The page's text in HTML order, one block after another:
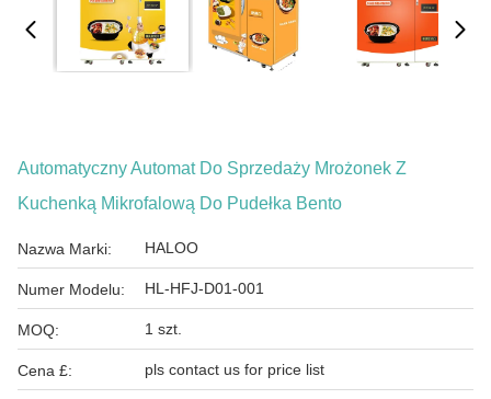
Automatyczny Automat Do Sprzedaży Mrożonek Z
Kuchenką Mikrofalową Do Pudełka Bento
Nazwa Marki: HALOO
Numer Modelu: HL-HFJ-D01-001
MOQ: 1 szt.
Cena £: pls contact us for price list